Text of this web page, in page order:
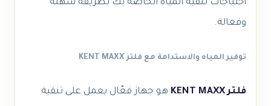
احتياجات تنقية المياه الخاصة بك بطريقة سهلة
وفعالة.
توفير المياه والاستدامة مع فلتر KENT MAXX
فلتر KENT MAXX
هو جهاز فعّال يعمل على تنقية